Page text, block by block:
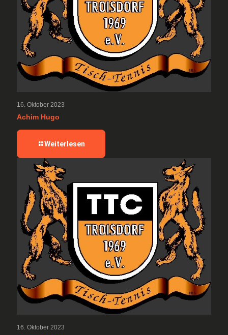
16. Oktober 2023
Achim Hugo
Weiterlesen
Hugo
16. Oktober 2023